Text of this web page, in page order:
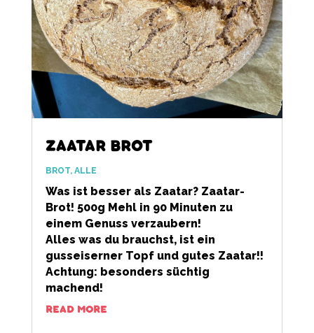
ZAATAR BROT
BROT, ALLE
Was ist besser als Zaatar? Zaatar-
Brot! 500g Mehl in 90 Minuten zu
einem Genuss verzaubern!
Alles was du brauchst, ist ein
gusseiserner Topf und gutes Zaatar!!
Achtung: besonders süchtig
machend!
READ MORE